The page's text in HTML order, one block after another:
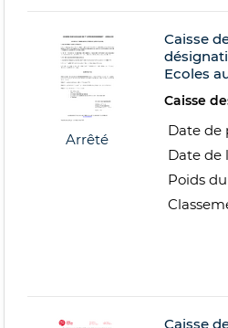
Arrêté
Caisse
Ecoles
Caisse
Date de
Date de
Poids
Caisse